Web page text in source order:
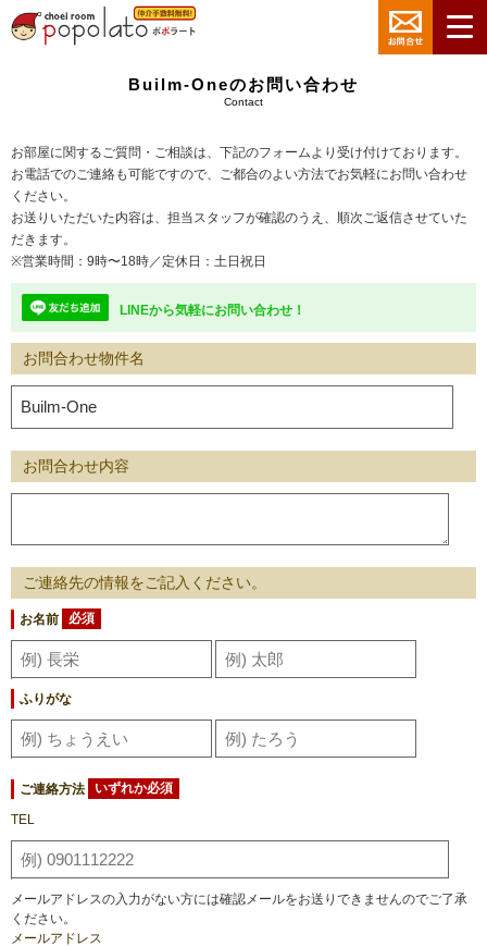
Builm-Oneのお問い合わせ
Contact
お部屋に関するご質問・ご相談は、下記のフォームより受け付けております。
お電話でのご連絡も可能ですので、ご都合のよい方法でお気軽にお問い合わせ
ください。
お送りいただいた内容は、担当スタッフが確認のうえ、順次ご返信させていた
だきます。
※営業時間：9時〜18時／定休日：土日祝日
LINEから気軽にお問い合わせ！
お問合わせ物件名
お問合わせ内容
ご連絡先の情報をご記入ください。
お名前 必須
ふりがな
ご連絡方法
いずれか必須
TEL
メールアドレスの入力がない方には確認メールをお送りできませんのでご了承
ください。
メールアドレス